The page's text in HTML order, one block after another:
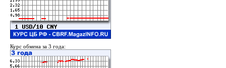
Курс обмена за 3 года: